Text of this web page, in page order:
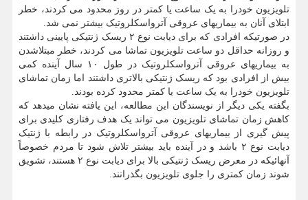
تلویزیون خودرا به یک ساعت یا کمتر در روز محدود می کردند، خطر
ابتلای آنان به بیماریهای عروقی آترواسکلروتیک بیشتر نمی شد.
در صورتیکه افرادی که برای دیابت نوع ۲ ریسک ژنتیکی پایینی داشتند
و روزانه حداقل دو ساعت تلویزیون تماشا می کردند، خطر مبتلاشدن
به بیماریهای عروقی آترواسکلروتیک در طول ۱۰ سال آینده کمی
بیش از افرادی بود که ریسک ژنتیکی بالاتری داشتند اما زمان تماشای
تلویزیون خودرا به یک ساعت یا کمتر محدود کرده بودند.
بگفته یکی دیگر از نویسندگان این مطالعه، این یافته نشان میدهد که
کاهش زمان تماشای تلویزیون می تواند یک هدف رفتاری کلیدی برای
پیش گیری از بیماریهای عروقی آترواسکلروتیک در رابطه با ژنتیک
دیابت نوع ۲ باشد و در آینده باید بیشتر تلاش شود تا مردم خصوصاً
آنهائیکه در معرض ریسک ژنتیکی بالا برای دیابت نوع ۲ هستند، تشویق
شوند زمان کمتری را جلوی تلویزیون بگذرانند.